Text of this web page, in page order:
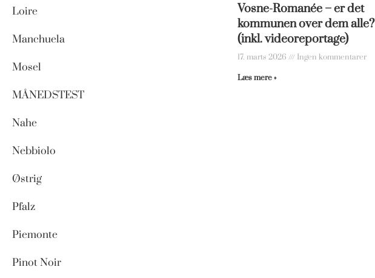
Loire
Manchuela
Mosel
MÅNEDSTEST
Nahe
Nebbiolo
Østrig
Pfalz
Piemonte
Pinot Noir
Vosne-Romanée – er det
kommunen over dem alle?
(inkl. videoreportage)
17. marts 2026 Ingen kommentarer
Læs mere »